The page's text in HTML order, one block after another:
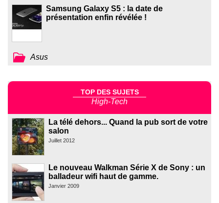
Samsung Galaxy S5 : la date de
présentation enfin révélée !
Asus
TOP DES SUJETS
High-Tech
La télé dehors... Quand la pub sort de votre
salon
Juillet 2012
Le nouveau Walkman Série X de Sony : un
balladeur wifi haut de gamme.
Janvier 2009